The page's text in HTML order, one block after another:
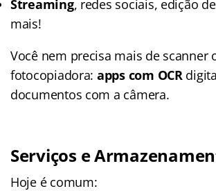
Streaming, redes sociais, edição
mais!
Você nem precisa mais de scanner
fotocopiadora: apps com OCR
documentos com a câmera.
Serviços e
Hoje é comum: